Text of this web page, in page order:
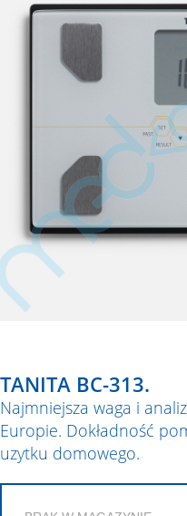
TANITA BC-313.
Najmniejsza waga i
Europie. Dokładność
uzytku domowego.